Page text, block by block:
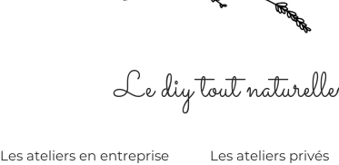
Le diy tout
Les ateliers en entreprise Les ateliers privés